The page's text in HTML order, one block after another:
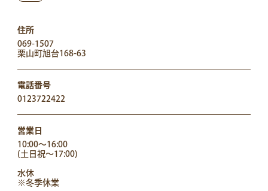
住所
069-1507
栗山町旭台168-63
電話番号
0123722422
営業日
10:00～16:00
(土日祝～17:00)
水休
※冬季休業